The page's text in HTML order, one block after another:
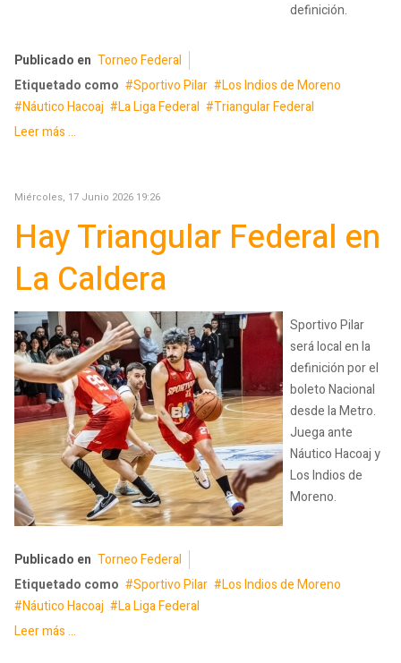
definición.
Publicado en Torneo Federal
Etiquetado como
Sportivo Pilar
Los Indios de Moreno
Náutico Hacoaj
La Liga Federal
Triangular Federal
Leer más ...
Miércoles, 17 Junio 2026 19:26
Hay Triangular Federal en
La Caldera
Sportivo Pilar
será local en la
definición por el
boleto Nacional
desde la Metro.
Juega ante
Náutico Hacoaj y
Los Indios de
Moreno.
Publicado en Torneo Federal
Etiquetado como
Sportivo Pilar
Los Indios de Moreno
Náutico Hacoaj
La Liga Federal
Leer más ...